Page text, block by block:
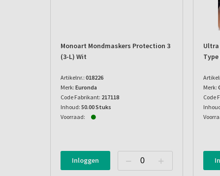
Monoart Mondmaskers Protection 3
(3-L) Wit
Artikelnr.: 018226
Merk: Euronda
Code Fabrikant: 217118
Inhoud: 50.00 Stuks
Voorraad:
Inloggen
Ultra
Merk:
Code